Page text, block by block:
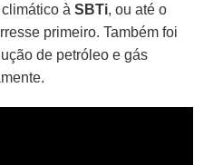
climático àSBTi, ou até o
primeiro. Também foi
de petróleo e gás